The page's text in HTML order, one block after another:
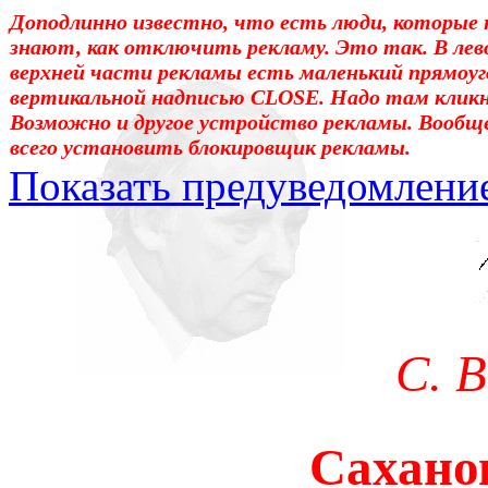
Доподлинно известно, что есть люди, которые
знают, как отключить рекламу. Это так. В
верхней части рекламы есть маленький
вертикальной надписью CLOSE. Надо там
Возможно и другое устройство рекламы.
всего установить блокировщик рекламы.
Показать
Уважаемые! Умоляю: не
отошли от суеты. – Перед
трудным чтением. И ещё:
достаточно, чтоб
что не понятно.Прошу
С.